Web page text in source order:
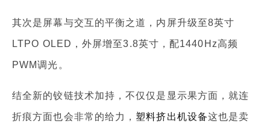
其次是屏幕与交互的平衡之道，内屏升级至8英寸
LTPO OLED，外屏增至3.8英寸，配1440Hz高频
PWM调光。
结全新的铰链技术加持，不仅仅是显示果方面，就连
折痕方面也会非常的给力， 塑料挤出机设备这也是卖